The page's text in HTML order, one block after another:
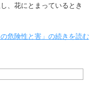
、花にとまっているとき
の危険性と害」の続きを読む